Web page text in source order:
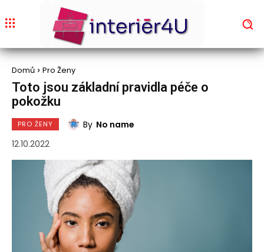
Domů Pro Ženy
Toto jsou základní pravidla péče o
pokožku
PRO ŽENY By No name
12.10.2022